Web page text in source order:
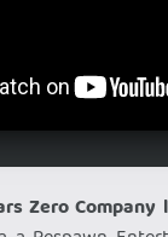
Zero Company